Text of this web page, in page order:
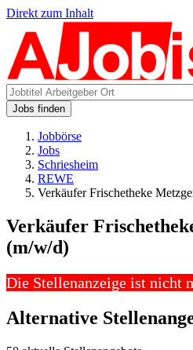
Direkt zum Inhalt
Jobs finden
Jobbörse
Jobs
Schriesheim
REWE
Verkäufer Frischetheke
Verkäufer
(m/w/d)
Die Stellenanzeige ist nicht
Alternative